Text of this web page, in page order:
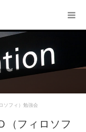
ソフィ）勉強会
（フィロソフ